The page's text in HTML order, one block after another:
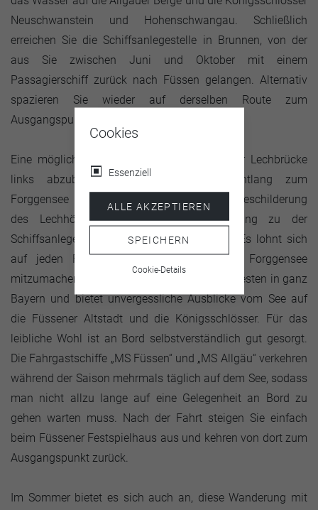
Neuschwanstein und Hohenschwangau. Schließlich
erreichen Sie die Schiffsanlegestelle in Brunnen, von der
aus Sie zwischen Juni und Oktober mit einem
Passagierschiff zurück nach Füssen gelangen. Alternativ
spazieren Sie wieder auf derselben Route zum
Ausgangspunkt.
Eine mögliche Alternative ist, kurz hinter der Lechbrücke
links abzubiegen und am Lechufer entlang zum
Forggensee zu gehen. Dort folgen Sie der Beschilderung
des Lechhöhenwegs, um am Ufer entlang zu der
Schiffsanlegestelle in Brunnen zu wandern. Es lohnt sich
auf jeden Fall, eine Schifffahrt auf dem Forggensee
mitzumachen, denn diese zählt zu den beliebtesten in ganz
Bayern und bietet unvergessliche Ausblicke vom See auf
die Füssener Altstadt und die Königsschlösser. Für das
leibliche Wohl ist an Bord selbstverständlich gut gesorgt.
Die Fahrgastschiffe „MS Füssen“ und „MS Allgäu“ verkehren
während der Saison mehrmals täglich auf dem See, sodass
man nicht allzu lange auf eine Gelegenheit an Bord zu
gehen warten muss. Nach der Fahrt steigen Sie einfach
beim Füssener Festspielhaus aus und kehren von dort zum
Ausgangspunkt zurück.
Im Sommer bietet es sich auch an, diese Wanderung mit
Cookies
Essenziell
ALLE AKZEPTIEREN
SPEICHERN
Cookie-Details